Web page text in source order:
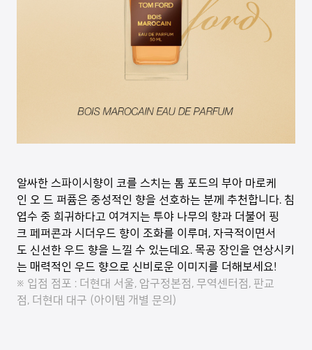
알싸한 스파이시향이 코를 스치는 톰 포드의 부아 마로케
인 오 드 퍼퓸은 중성적인 향을 선호하는 분께 추천합니다. 침
엽수 중 희귀하다고 여겨지는 투야 나무의 향과 더불어 핑
크 페퍼콘과 시더우드 향이 조화를 이루며, 자극적이면서
도 신선한 우드 향을 느낄 수 있는데요. 목공 장인을 연상시키
는 매력적인 우드 향으로 신비로운 이미지를 더해보세요!
※ 입점 점포 : 더현대 서울, 압구정본점, 무역센터점, 판교
점, 더현대 대구 (아이템 개별 문의)